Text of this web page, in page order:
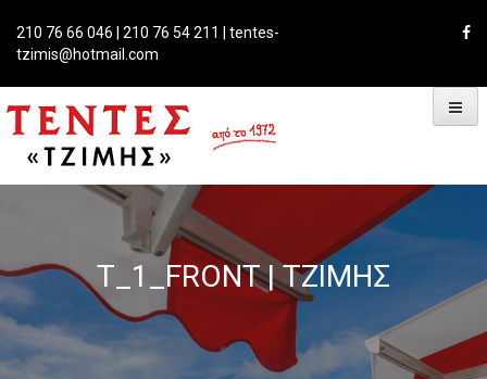
content
210 76 66 046 | 210 76 54 211 | tentes-
tzimis@hotmail.com
T_1_FRONT | ΤΖΊΜΗΣ